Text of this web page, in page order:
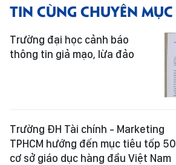
TIN CÙNG CHUYÊN MỤC
Trường đại học cảnh báo
thông tin giả mạo, lừa đảo
Trường ĐH Tài chính - Marketing
TPHCM hướng đến mục tiêu tốp 50
cơ sở giáo dục hàng đầu Việt Nam